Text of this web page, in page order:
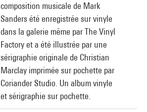
composition musicale de Mark
Sanders été enregistrée sur vinyle
dans la galerie même par The Vinyl
Factory et a été illustrée par une
sérigraphie originale de Christian
Marclay imprimée sur pochette par
Coriander Studio. Un album vinyle
et sérigraphie sur pochette.